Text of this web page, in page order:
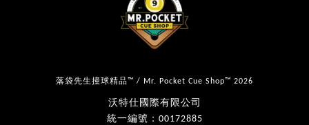
落袋先生撞球精品™ / Mr. Pocket Cue Shop™ 2026
沃特仕國際有限公司
統一編號：00172885